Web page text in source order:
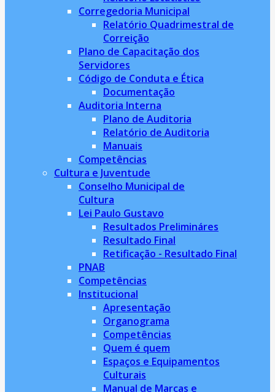
Corregedoria Municipal
Relatório Quadrimestral de
Correição
Plano de Capacitação dos
Servidores
Código de Conduta e Ética
Documentação
Auditoria Interna
Plano de Auditoria
Relatório de Auditoria
Manuais
Competências
Cultura e Juventude
Conselho Municipal de
Cultura
Lei Paulo Gustavo
Resultados Prelimináres
Resultado Final
Retificação - Resultado Final
PNAB
Competências
Institucional
Apresentação
Organograma
Competências
Quem é quem
Espaços e Equipamentos
Culturais
Manual de Marcas e